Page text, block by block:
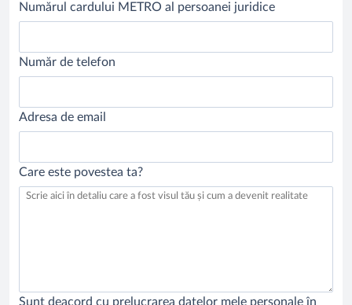
Numărul cardului METRO al persoanei juridice
Număr de telefon
Adresa de email
Care este povestea ta?
Sunt deacord cu prelucrarea datelor mele personale în